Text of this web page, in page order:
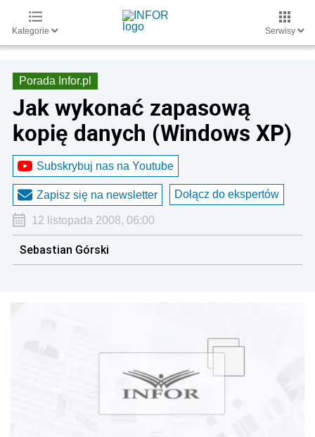
Kategorie Serwisy
Porada Infor.pl
Jak wykonać zapasową
kopię danych (Windows XP)
Subskrybuj nas na Youtube
Zapisz się na newsletter Dołącz do ekspertów
12 listopada 2008, 06:00
Sebastian Górski